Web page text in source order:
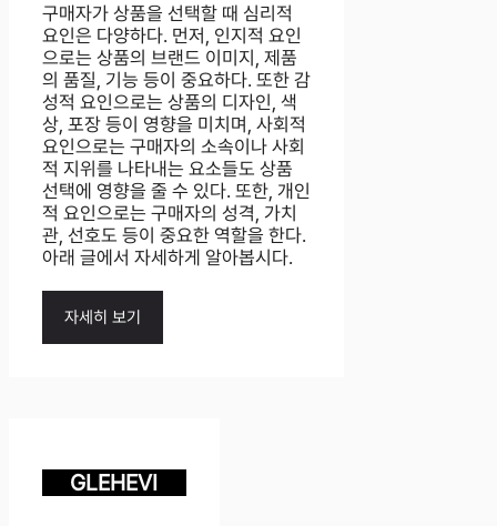
구매자가 상품을 선택할 때 심리적
요인은 다양하다. 먼저, 인지적 요인
으로는 상품의 브랜드 이미지, 제품
의 품질, 기능 등이 중요하다. 또한 감
성적 요인으로는 상품의 디자인, 색
상, 포장 등이 영향을 미치며, 사회적
요인으로는 구매자의 소속이나 사회
적 지위를 나타내는 요소들도 상품
선택에 영향을 줄 수 있다. 또한, 개인
적 요인으로는 구매자의 성격, 가치
관, 선호도 등이 중요한 역할을 한다.
아래 글에서 자세하게 알아봅시다.
자세히 보기
GLEHEVI